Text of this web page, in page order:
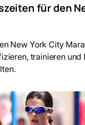
für den
New York City
trainieren und